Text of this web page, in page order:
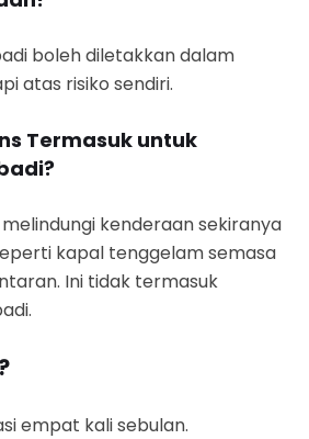
boleh diletakkan dalam
atas risiko sendiri.
Termasuk untuk
kenderaan sekiranya
kapal tenggelam semasa
Ini tidak termasuk
empat kali sebulan.